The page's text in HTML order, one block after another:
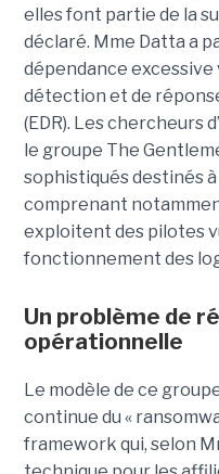
elles font partie de la
déclaré. Mme Datta a
dépendance excessive
détection et de
(EDR). Les chercheurs
le groupe The
sophistiqués destinés
comprenant
exploitent des pilotes
fonctionnement des
Un problème de
opérationnelle
Le modèle de ce
continue du «
framework qui, selon